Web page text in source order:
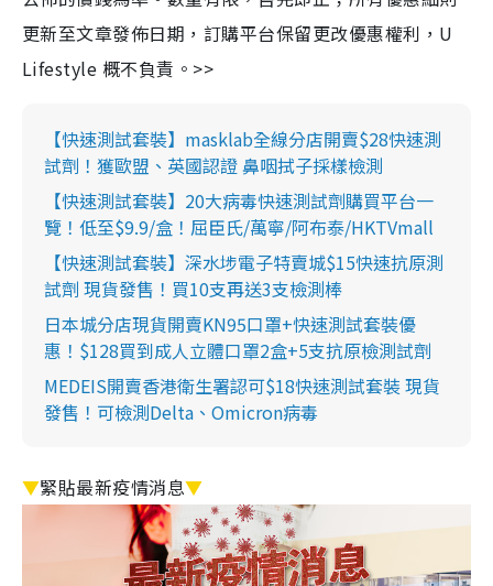
更新至文章發佈日期，訂購平台保留更改優惠權利，U
Lifestyle 概不負責。>>
【快速測試套裝】masklab全線分店開賣$28快速測
試劑！獲歐盟、英國認證 鼻咽拭子採樣檢測
【快速測試套裝】20大病毒快速測試劑購買平台一
覽！低至$9.9/盒！屈臣氏/萬寧/阿布泰/HKTVmall
【快速測試套裝】深水埗電子特賣城$15快速抗原測
試劑 現貨發售！買10支再送3支檢測棒
日本城分店現貨開賣KN95口罩+快速測試套裝優
惠！$128買到成人立體口罩2盒+5支抗原檢測試劑
MEDEIS開賣香港衛生署認可$18快速測試套裝 現貨
發售！可檢測Delta、Omicron病毒
▼緊貼最新疫情消息▼